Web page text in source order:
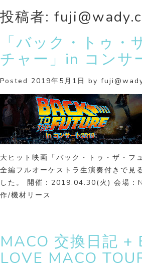
投稿者:
「バック・トゥ・
チャー」in コンサ
Posted 2019年5月1日 by
大ヒット映画「バック・トゥ・ザ・フ
全編フルオーケストラ生演奏付きで見
した。 開催：2019.04.30(火) 会場：
作/機材リース
MACO 交換日記 +
LOVE MACO